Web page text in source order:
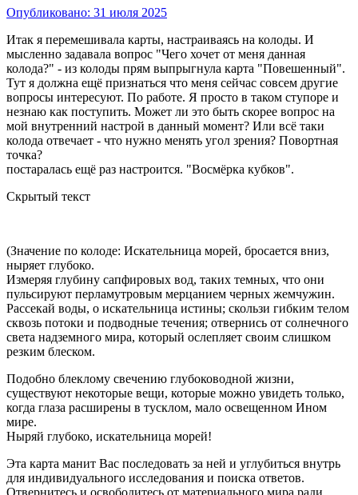
Опубликовано: 31 июля 2025
Итак я перемешивала карты, настраиваясь на колоды. И
мысленно задавала вопрос "Чего хочет от меня данная
колода?" - из колоды прям выпрыгнула карта "Повешенный".
Тут я должна ещё признаться что меня сейчас совсем другие
вопросы интересуют. По работе. Я просто в таком ступоре и
незнаю как поступить. Может ли это быть скорее вопрос на
мой внутренний настрой в данный момент? Или всё таки
колода отвечает - что нужно менять угол зрения? Повортная
точка?
постаралась ещё раз настроится. "Восмёрка кубков".
Скрытый текст
(Значение по колоде: Искательница морей, бросается вниз,
ныряет глубоко.
Измеряя глубину сапфировых вод, таких темных, что они
пульсируют перламутровым мерцанием черных жемчужин.
Рассекай воды, о искательница истины; скользи гибким телом
сквозь потоки и подводные течения; отвернись от солнечного
света надземного мира, который ослепляет своим слишком
резким блеском.
Подобно блеклому свечению глубоководной жизни,
существуют некоторые вещи, которые можно увидеть только,
когда глаза расширены в тусклом, мало освещенном Ином
мире.
Ныряй глубоко, искательница морей!
Эта карта манит Вас последовать за ней и углубиться внутрь
для индивидуального исследования и поиска ответов.
Отвернитесь и освободитесь от материального мира ради